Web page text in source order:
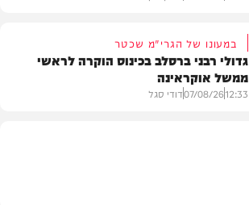
במעונו של הגרי"מ שכטר
גדולי רבני ברסלב בכינוס הוקרה לראשי
ממשל אוקראינה
12:33
07/08/26דודי סגל